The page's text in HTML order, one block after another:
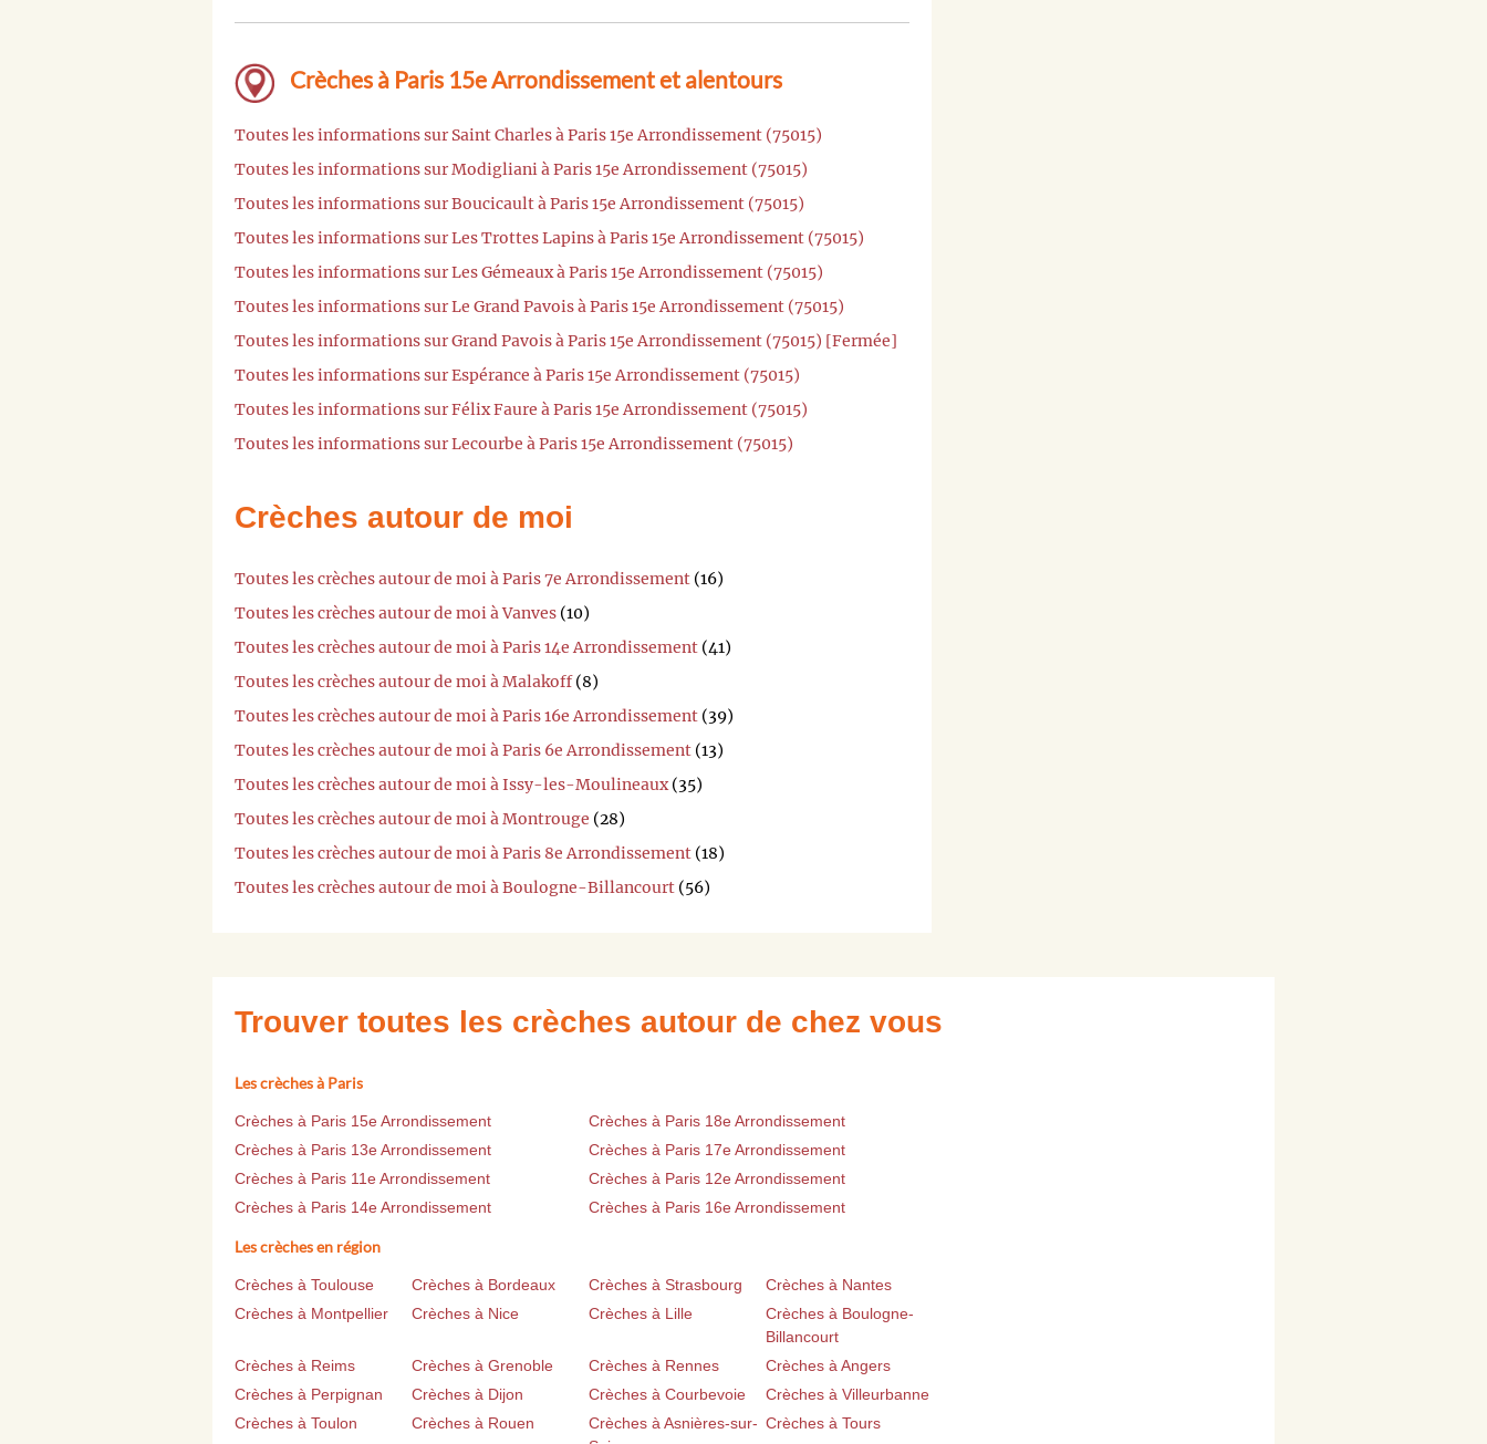
Crèches à Paris 15e Arrondissement et alentours
Toutes les informations sur Saint Charles à Paris 15e Arrondissement (75015)
Toutes les informations sur Modigliani à Paris 15e Arrondissement (75015)
Toutes les informations sur Boucicault à Paris 15e Arrondissement (75015)
Toutes les informations sur Les Trottes Lapins à Paris 15e Arrondissement (75015)
Toutes les informations sur Les Gémeaux à Paris 15e Arrondissement (75015)
Toutes les informations sur Le Grand Pavois à Paris 15e Arrondissement (75015)
Toutes les informations sur Grand Pavois à Paris 15e Arrondissement (75015) [Fermée]
Toutes les informations sur Espérance à Paris 15e Arrondissement (75015)
Toutes les informations sur Félix Faure à Paris 15e Arrondissement (75015)
Toutes les informations sur Lecourbe à Paris 15e Arrondissement (75015)
Crèches autour de moi
Toutes les crèches autour de moi à Paris 7e Arrondissement (16)
Toutes les crèches autour de moi à Vanves (10)
Toutes les crèches autour de moi à Paris 14e Arrondissement (41)
Toutes les crèches autour de moi à Malakoff(8)
Toutes les crèches autour de moi à Paris 16e Arrondissement (39)
Toutes les crèches autour de moi à Paris 6e Arrondissement (13)
Toutes les crèches autour de moi à Issy-les-Moulineaux(35)
Toutes les crèches autour de moi à Montrouge (28)
Toutes les crèches autour de moi à Paris 8e Arrondissement (18)
Toutes les crèches autour de moi à Boulogne-Billancourt (56)
Trouver toutes les crèches autour de chez vous
Les crèches à Paris
Crèches à Paris 15e Arrondissement
Crèches à Paris 18e Arrondissement
Crèches à Paris 13e Arrondissement
Crèches à Paris 17e Arrondissement
Crèches à Paris 11e Arrondissement
Crèches à Paris 12e Arrondissement
Crèches à Paris 14e Arrondissement
Crèches à Paris 16e Arrondissement
Les crèches en région
Crèches à Toulouse Crèches à Bordeaux Crèches à Strasbourg
Crèches à Nantes
Crèches à Montpellier
Crèches à Nice Crèches à Lille
Crèches à Boulogne-
Billancourt
Crèches à Reims
Crèches à Grenoble Crèches à Rennes
Crèches à Angers
Crèches à Perpignan
Crèches à Dijon Crèches à Courbevoie
Crèches à Villeurbanne
Crèches à Toulon
Crèches à Rouen
Crèches à Asnières-sur- Crèches à Tours